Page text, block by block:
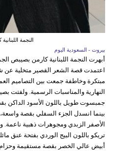
النجمة
بيروت - السعودية اليوم
أبهرت النجمة اللبنانية كارمن بصيبص
اعتمدت قصة الشعر القصير متخلية عن
مبتكرة وخاطفة جمعت بين التصاميم
النهارية والمناسبات الرسمية. ولفتت
جمبسوت طويل باللون الأسود الداكن
بينما انسدل الجزء السفلي بقصة
الأصفر الزبدي ومجوهرات ذهبية
تريكو باللون البيج الوردي بفتحة عنق
أبيض عالي الخصر بقصة مستقيمة وحزام